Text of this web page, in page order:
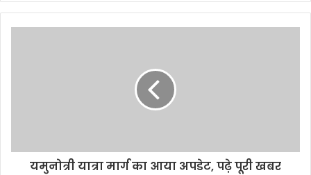
यमुनोत्री यात्रा मार्ग का आया अपडेट, पढ़े पूरी खबर